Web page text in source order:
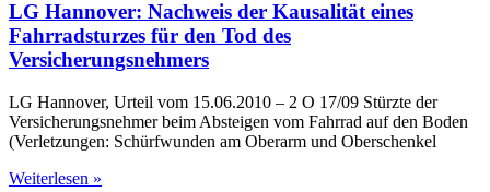
LG Hannover: Nachweis der Kausalität eines
Fahrradsturzes für den Tod des
Versicherungsnehmers
LG Hannover, Urteil vom 15.06.2010 – 2 O 17/09 Stürzte der
Versicherungsnehmer beim Absteigen vom Fahrrad auf den Boden
(Verletzungen: Schürfwunden am Oberarm und Oberschenkel
Weiterlesen »